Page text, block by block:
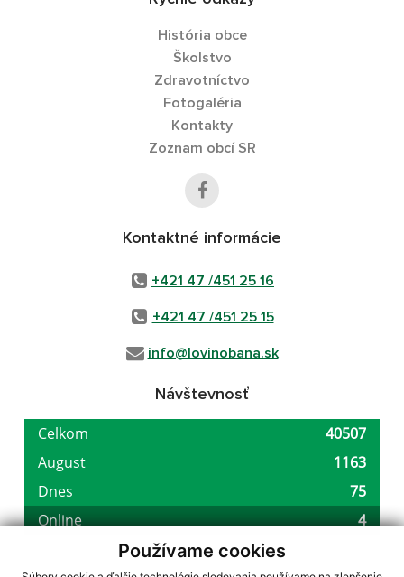
Používame cookies
História obce
Školstvo
Zdravotníctvo
Fotogaléria
Kontakty
Zoznam obcí SR
Kontaktné informácie
+421 47 /451 25 16
+421 47 /451 25 15
info@lovinobana.sk
Návštevnosť